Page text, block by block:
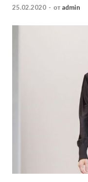
25.02.2020 - от admin